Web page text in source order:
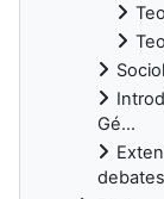
Gé...